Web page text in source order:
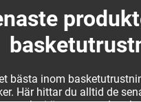
bästa inom
Här hittar du alltid de